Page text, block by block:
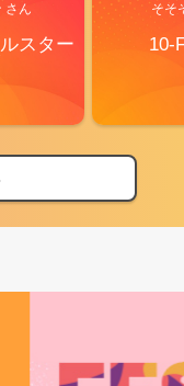
さん
スター
そそ
10-
！